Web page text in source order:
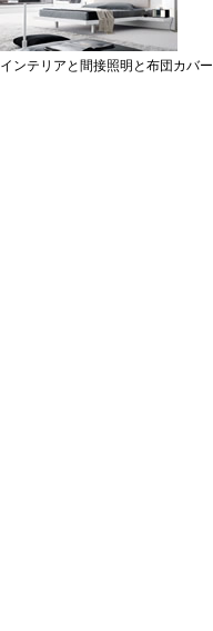
インテリアと間接照明と布団カバー